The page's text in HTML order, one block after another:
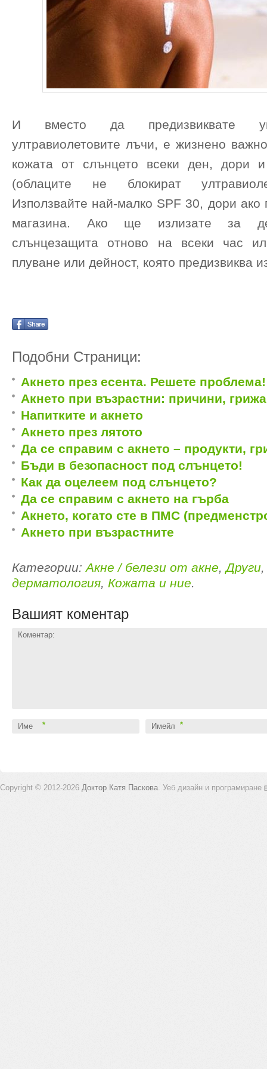
И вместо да предизвиквате
ултравиолетовите лъчи, е жизнено
кожата от слънцето всеки ден, дори
(облаците не блокират
Използвайте най-малко SPF 30, дори ако
магазина. Ако ще излизате за
слънцезащита отново на всеки час
плуване или дейност, която предизвиква
Подобни Страници:
Акнето през есента. Решете проблема!
Акнето при възрастни: причини,
Напитките и акнето
Акнето през лятото
Да се справим с акнето – продукти,
Бъди в безопасност под слънцето!
Как да оцелеем под слънцето?
Да се справим с акнето на гърба
Акнето, когато сте в ПМС
Акнето при възрастните
Категории:Акне / белези от акне,Други
дерматология, Кожата и ние.
Вашият коментар
Коментар:
Име * Имейл *
Copyright © 2012-2026 Доктор Катя Паскова Уеб дизайн и програмиране